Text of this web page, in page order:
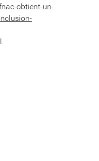
obtient-un-